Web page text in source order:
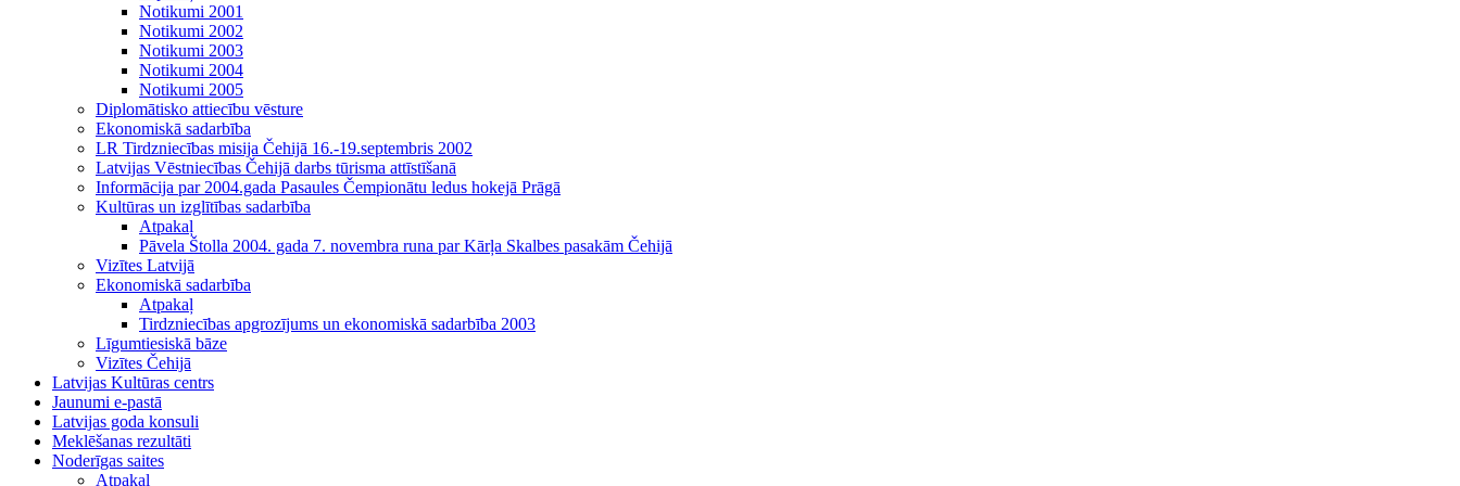
Notikumi 2001
Notikumi 2002
Notikumi 2003
Notikumi 2004
Notikumi 2005
Diplomātisko attiecību vēsture
Ekonomiskā sadarbība
LR Tirdzniecības misija Čehijā 16.-19.septembris 2002
Latvijas Vēstniecības Čehijā darbs tūrisma attīstīšanā
Informācija par 2004.gada Pasaules Čempionātu ledus hokejā Prāgā
Kultūras un izglītības sadarbība
Atpakaļ
Pāvela Štolla 2004. gada 7. novembra runa par Kārļa Skalbes pasakām Čehijā
Vizītes Latvijā
Ekonomiskā sadarbība
Atpakaļ
Tirdzniecības apgrozījums un ekonomiskā sadarbība 2003
Līgumtiesiskā bāze
Vizītes Čehijā
Latvijas Kultūras centrs
Jaunumi e-pastā
Latvijas goda konsuli
Meklēšanas rezultāti
Noderīgas saites
Atpakaļ